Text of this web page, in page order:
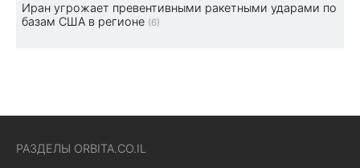
Иран угрожает превентивными ракетными ударами по
базам США в регионе (6)
РАЗДЕЛЫ ORBITA.CO.IL